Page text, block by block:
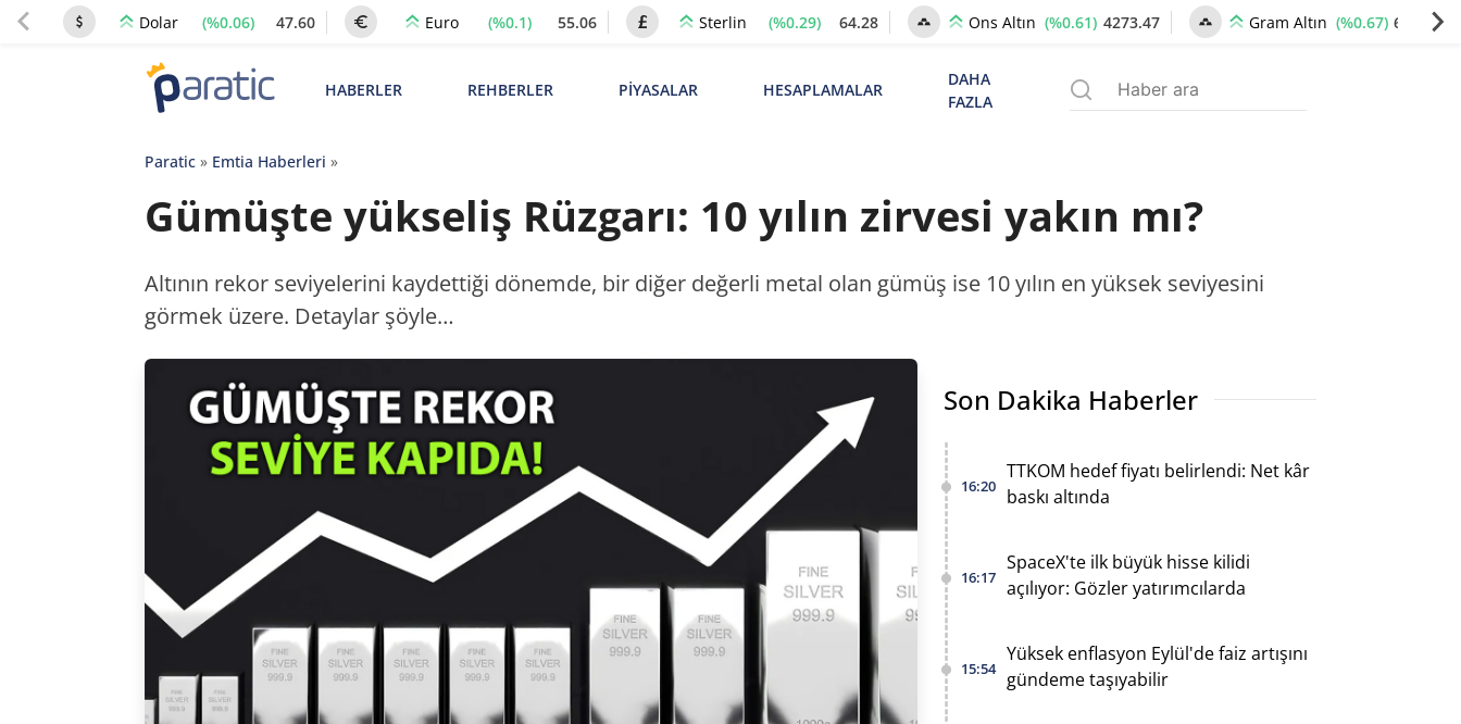
Dolar (%0.06) 47.60 Euro (%0.1) 55.06 Sterlin (%0.29) 64.28 Ons Altın (%0.61) 4273.47 Gram Altın (%0.67) 6539.83
HABERLER REHBERLER PİYASALAR HESAPLAMALAR
DAHA
FAZLA
Paratic» Emtia Haberleri »
Gümüşte yükseliş Rüzgarı: 10 yılın zirvesi yakın mı?
Altının rekor seviyelerini kaydettiği dönemde, bir diğer değerli metal olan gümüş ise 10 yılın en yüksek seviyesini
görmek üzere. Detaylar şöyle…
Son Dakika Haberler
16:20
TTKOM hedef fiyatı belirlendi: Net kâr
baskı altında
16:17
SpaceX'te ilk büyük hisse kilidi
açılıyor: Gözler yatırımcılarda
15:54
Yüksek enflasyon Eylül'de faiz artışını
gündeme taşıyabilir